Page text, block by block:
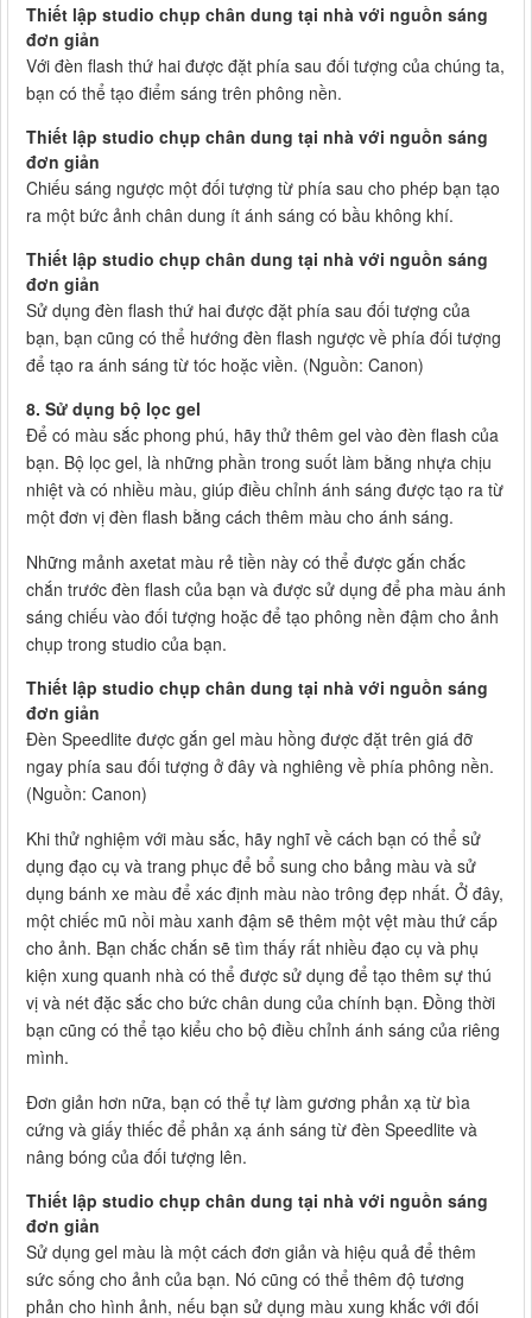
Thiết lập studio chụp chân dung tại nhà với nguồn sáng
đơn giản
Với đèn flash thứ hai được đặt phía sau đối tượng của chúng ta,
bạn có thể tạo điểm sáng trên phông nền.
Thiết lập studio chụp chân dung tại nhà với nguồn sáng
đơn giản
Chiếu sáng ngược một đối tượng từ phía sau cho phép bạn tạo
ra một bức ảnh chân dung ít ánh sáng có bầu không khí.
Thiết lập studio chụp chân dung tại nhà với nguồn sáng
đơn giản
Sử dụng đèn flash thứ hai được đặt phía sau đối tượng của
bạn, bạn cũng có thể hướng đèn flash ngược về phía đối tượng
để tạo ra ánh sáng từ tóc hoặc viền. (Nguồn: Canon)
8. Sử dụng bộ lọc gel
Để có màu sắc phong phú, hãy thử thêm gel vào đèn flash của
bạn. Bộ lọc gel, là những phần trong suốt làm bằng nhựa chịu
nhiệt và có nhiều màu, giúp điều chỉnh ánh sáng được tạo ra từ
một đơn vị đèn flash bằng cách thêm màu cho ánh sáng.
Những mảnh axetat màu rẻ tiền này có thể được gắn chắc
chắn trước đèn flash của bạn và được sử dụng để pha màu ánh
sáng chiếu vào đối tượng hoặc để tạo phông nền đậm cho ảnh
chụp trong studio của bạn.
Thiết lập studio chụp chân dung tại nhà với nguồn sáng
đơn giản
Đèn Speedlite được gắn gel màu hồng được đặt trên giá đỡ
ngay phía sau đối tượng ở đây và nghiêng về phía phông nền.
(Nguồn: Canon)
Khi thử nghiệm với màu sắc, hãy nghĩ về cách bạn có thể sử
dụng đạo cụ và trang phục để bổ sung cho bảng màu và sử
dụng bánh xe màu để xác định màu nào trông đẹp nhất. Ở đây,
một chiếc mũ nồi màu xanh đậm sẽ thêm một vệt màu thứ cấp
cho ảnh. Bạn chắc chắn sẽ tìm thấy rất nhiều đạo cụ và phụ
kiện xung quanh nhà có thể được sử dụng để tạo thêm sự thú
vị và nét đặc sắc cho bức chân dung của chính bạn. Đồng thời
bạn cũng có thể tạo kiểu cho bộ điều chỉnh ánh sáng của riêng
mình.
Đơn giản hơn nữa, bạn có thể tự làm gương phản xạ từ bìa
cứng và giấy thiếc để phản xạ ánh sáng từ đèn Speedlite và
nâng bóng của đối tượng lên.
Thiết lập studio chụp chân dung tại nhà với nguồn sáng
đơn giản
Sử dụng gel màu là một cách đơn giản và hiệu quả để thêm
sức sống cho ảnh của bạn. Nó cũng có thể thêm độ tương
phản cho hình ảnh, nếu bạn sử dụng màu xung khắc với đối